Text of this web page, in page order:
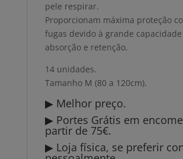
pele respirar.
Proporcionam máxima proteção
fugas devido à grande
absorção e retenção.
14 unidades.
Tamanho M (80 a 120cm).
▶ Melhor preço.
▶ Portes Grátis em
partir de 75€.
▶ Loja física, se preferir